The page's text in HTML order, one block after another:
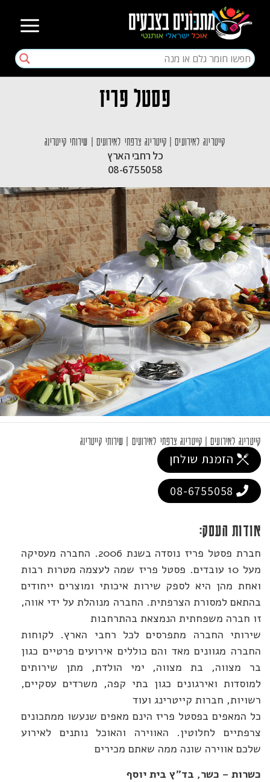
פסטל פריז
קייטרינג לאירועים| קייטרינג צרפתי לאירועים שירותי קייטרינג
כל רחבי הארץ
08-6755058
קייטרינג לאירועים| קייטרינג צרפתי לאירועים שירותי קייטרינג
הזמנת שולחן
08-6755058
אודות העסק:
חברת פסטל פריז נוסדה בשנת 2006. החברה מעסיקה
מעל 10 עובדים. פסטל פריז שמה לעצמה מטרות רבות
ואחת מהן היא לספק שירות איכותי ומוצרים ייחודים
בהתאם למסורת הצרפתית. החברה מנוהלת על ידי אווה,
זו חברה משפחתית הנמצאת בהתרחבות
שירותי החברה מתפרסים לכל רחבי הארץ. לקוחות
החברה מגוונים מאד והם כוללים אירועים פרטיים כגון
בר מצווה, בת מצווה, ימי הולדת, מתן שירותים
למוסדות ואירגונים כגון בתי קפה, משרדים עסקיים,
רשויות, חברות קייטרינג ועוד
כל המאפים בפסטל פריז הינם מאפים שנעשו ממתכונים
צרפתיים לחלוטין. האווירה והאוכל נותנים לאירוע
שלכם אווירה שונה ממה שאתם מכירים
כשרות – כשר, בד"ץ בית יוסף